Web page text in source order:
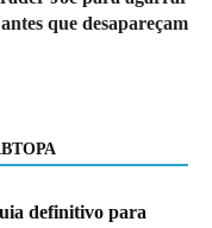
antes que desapareçam
definitivo para